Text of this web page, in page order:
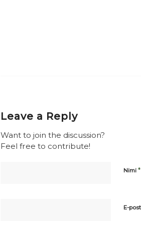
Leave a Reply
Want to join the discussion?
Feel free to contribute!
Nimi *
E-post